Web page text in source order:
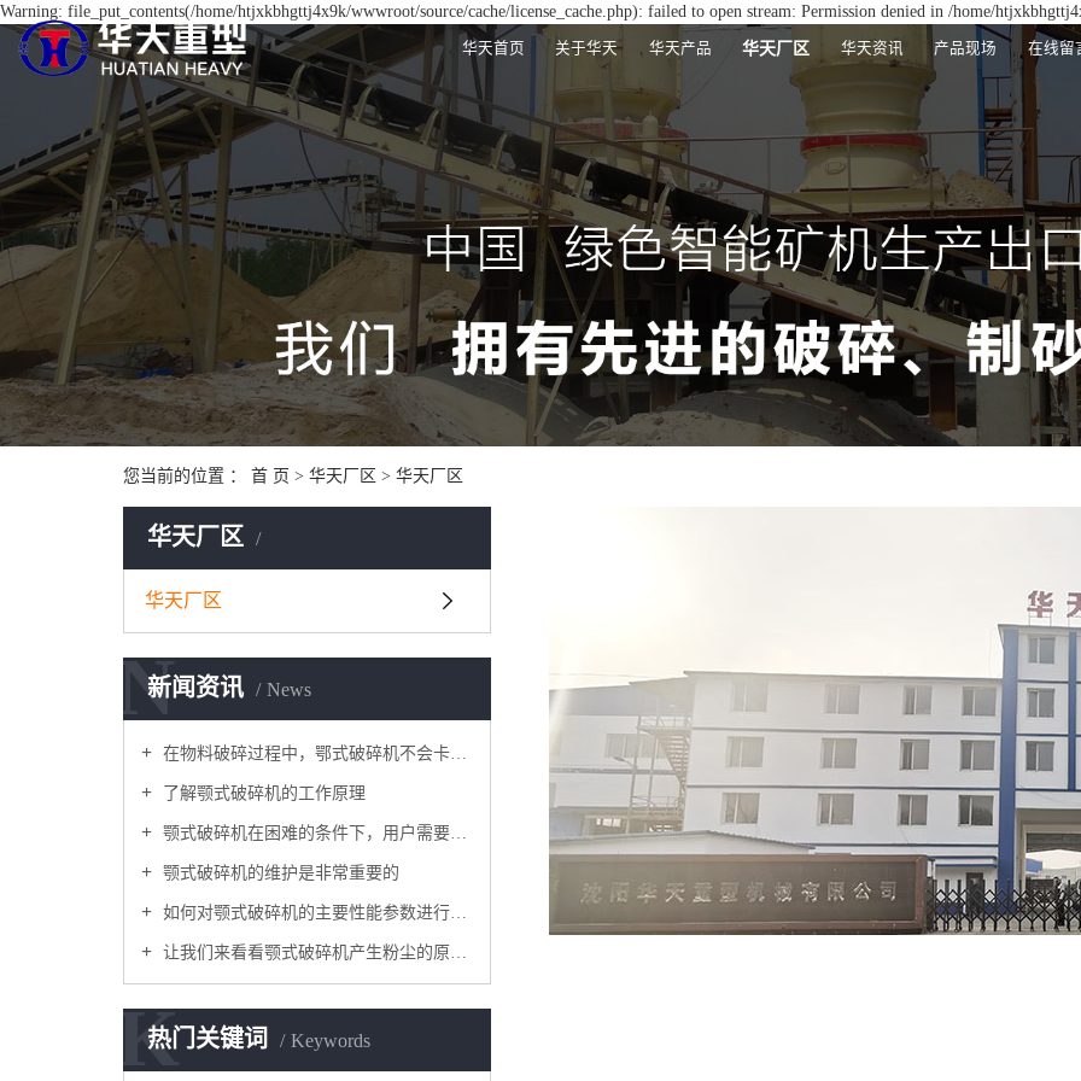
Warning: file_put_contents(/home/htjxkbhgttj4x9k/wwwroot/source/cache/license_cache.php): failed to open stream: Permission denied in /home/
华天首页 关于华天 华天产品 华天厂区 华天资讯 产品现场 在线留
您当前的位置 ： 首 页 > 华天厂区 > 华天厂区
华天厂区
华天厂区
新闻资讯 News
N
在物料破碎过程中，鄂式破碎机不会卡在梳理机
了解颚式破碎机的工作原理
颚式破碎机在困难的条件下，用户需要进行维护和修理
颚式破碎机的维护是非常重要的
如何对颚式破碎机的主要性能参数进行优化
让我们来看看颚式破碎机产生粉尘的原因吧
热门关键词 Keywords
K